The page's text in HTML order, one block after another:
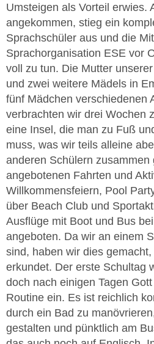
Umsteigen als Vorteil erwies.
angekommen, stieg ein
Sprachschüler aus und die
Sprachorganisation ESE vor
voll zu tun. Die Mutter
und zwei weitere Mädels in
fünf Mädchen verschiedenen
verbrachten wir drei Wochen
eine Insel, die man zu Fuß
muss, was wir teils alleine
anderen Schülern
angebotenen Fahrten und
Willkommensfeiern, Pool
über Beach Club und
Ausflüge mit Boot und Bus
angeboten. Da wir an einem
sind, haben wir dies
erkundet. Der erste Schultag
doch nach einigen Tagen
Routine ein. Es ist reichlich
durch ein Bad zu
gestalten und pünktlich am